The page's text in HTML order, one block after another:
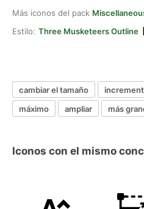
Más iconos del pack
Estilo: Three Musketeers Outline
cambiar el tamaño
máximo
ampliar más
Iconos con el mismo